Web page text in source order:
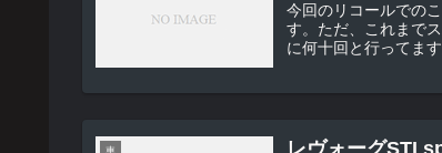
今回のリコールでの
す。ただ、これまで